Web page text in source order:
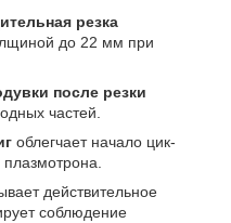
резка
до 22 мм при
после резки
частей.
облегчает начало цик-
действительное
соблюдение